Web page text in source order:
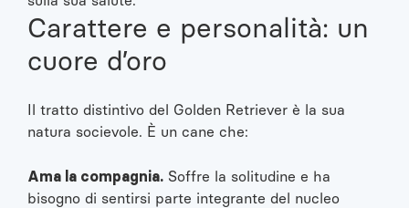
Carattere e personalità: un
cuore d’oro
Il tratto distintivo del Golden Retriever è la sua
natura socievole. È un cane che:
Ama la compagnia. Soffre la solitudine e ha
bisogno di sentirsi parte integrante del nucleo